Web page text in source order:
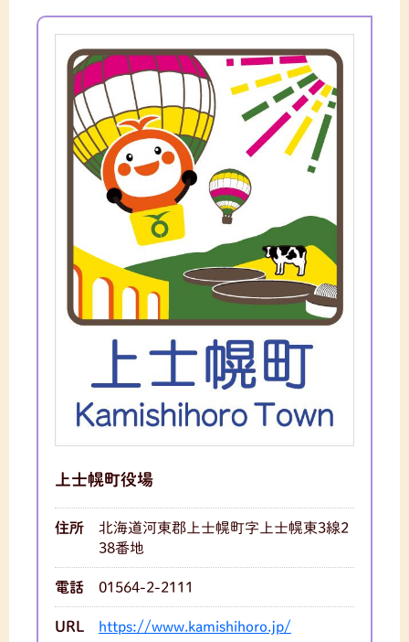
上士幌町役場
住所
北海道河東郡上士幌町字上士幌東3線2
38番地
電話 01564-2-2111
URL https://www.kamishihoro.jp/